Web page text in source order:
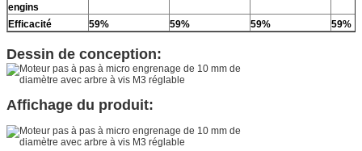
engins
Efficacité 59% 59% 59% 59%
Dessin de conception:
Affichage du produit: